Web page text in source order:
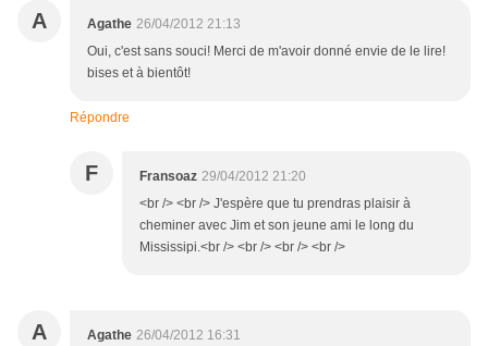
A Agathe 26/04/2012 21:13
Oui, c'est sans souci! Merci de m'avoir donné envie de le lire!
bises et à bientôt!
Répondre
F Fransoaz 29/04/2012 21:20
<br /> <br /> J'espère que tu prendras plaisir à
cheminer avec Jim et son jeune ami le long du
Mississipi.<br /> <br /> <br /> <br />
A Agathe 26/04/2012 16:31